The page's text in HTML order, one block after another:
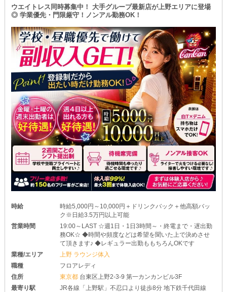
ウエイトレス同時募集中！ 大手グループ最新店が上野エリアに登場
◎ 学業優先・門限厳守！ノンアル勤務OK！
時給
時給5,000円～10,000円＋ドリンクバック＋他高額バッ
ク※日給3.5万円以上可能
営業時間
19:00～LAST ☆週1日・1日3時間～・終電まで・遅出勤
務OK☆ ◆時間や頻度などは希望を聞いた上で決めさせ
て頂きます♪ ◆レギュラー出勤ももちろんOKです
業種/エリア
上野 ラウンジ体入
職種
フロアレディ
住所
東京都 台東区上野2-3-9 第一カンカンビル3F
最寄り駅
JR各線「上野駅」不忍口より徒歩8分 地下鉄千代田線